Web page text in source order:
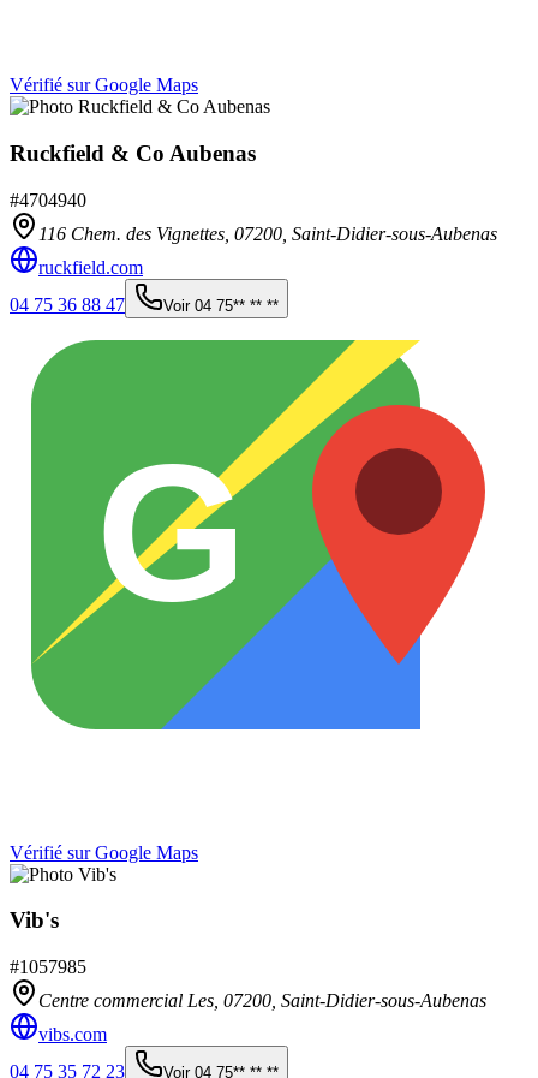
Vérifié sur Google Maps
Ruckfield & Co Aubenas
#4704940
116 Chem. des Vignettes, 07200 Saint-Didier-sous-Aubenas
ruckfield.com
04 75 36 88 47
Voir 04 75** ** **
G
Vérifié sur Google Maps
Vib's
#1057985
Centre commercial Les, 07200 Saint-Didier-sous-Aubenas
vibs.com
04 75 35 72 23
Voir 04 75** ** **